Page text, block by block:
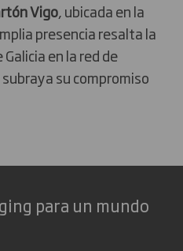
Vigo, ubicada en la
presencia resalta la
en la red de
su compromiso
para un mundo